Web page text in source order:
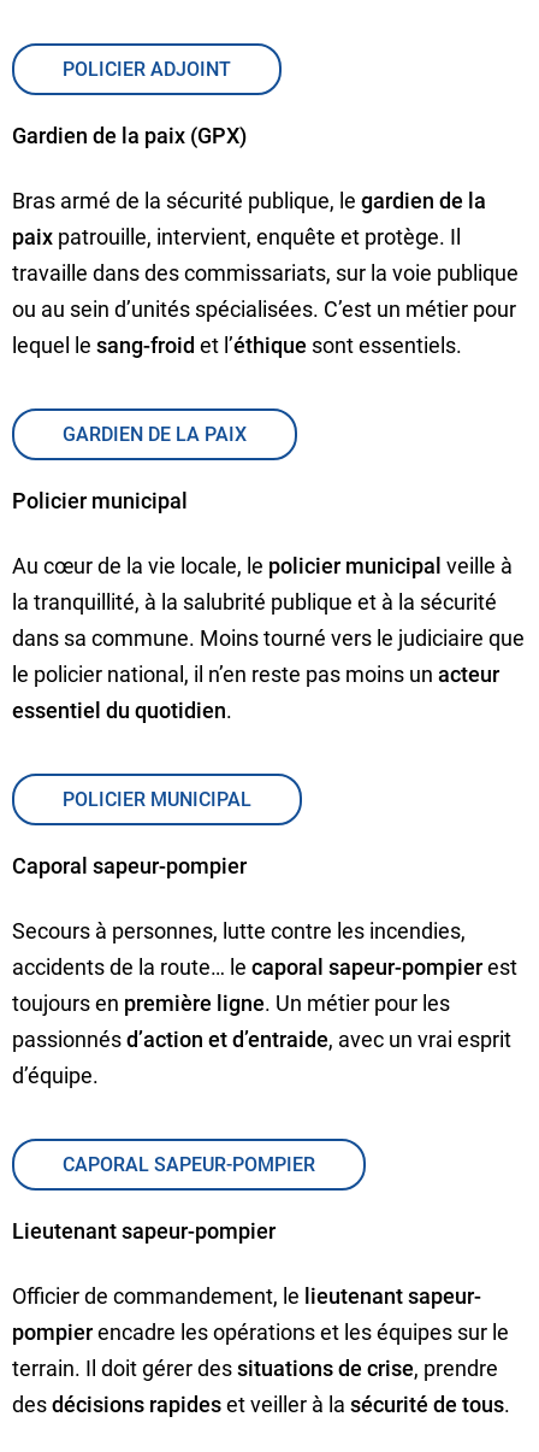
POLICIER ADJOINT
Gardien de la paix (GPX)
Bras armé de la sécurité publique, le gardien de la
paix patrouille, intervient, enquête et protège. Il
travaille dans des commissariats, sur la voie publique
ou au sein d’unités spécialisées. C’est un métier pour
lequel le sang-froid et l’éthique sont essentiels.
GARDIEN DE LA PAIX
Policier municipal
Au cœur de la vie locale, le policier municipal veille à
la tranquillité, à la salubrité publique et à la sécurité
dans sa commune. Moins tourné vers le judiciaire que
le policier national, il n’en reste pas moins un acteur
essentiel du quotidien.
POLICIER MUNICIPAL
Caporal sapeur-pompier
Secours à personnes, lutte contre les incendies,
accidents de la route… le caporal sapeur-pompierest
toujours en première ligne. Un métier pour les
passionnésd’action et d’entraide, avec un vrai esprit
d’équipe.
CAPORAL SAPEUR-POMPIER
Lieutenant sapeur-pompier
Officier de commandement, le lieutenant sapeur-
pompierencadre les opérations et les équipes sur le
terrain. Il doit gérer dessituations de crise, prendre
desdécisions rapideset veiller à la sécurité de tous.